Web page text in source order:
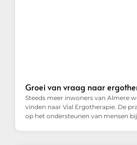
Groei van vraag naar
Steeds meer inwoners van Almere
vinden naar Vial Ergotherapie. De
op het ondersteunen van mensen